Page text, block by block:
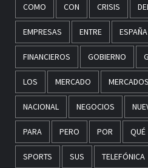
COMO CON CRISIS
EMPRESAS ENTRE ESPAÑA
FINANCIEROS GOBIERNO
LOS MERCADO MERCADOS
NACIONAL NEGOCIOS
PARA PERO POR QUÉ
SPORTS SUS TELEFÓNICA